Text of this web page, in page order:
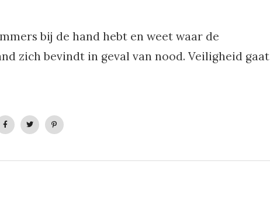
bij de hand hebt en weet waar de
zich bevindt in geval van nood. Veiligheid gaat